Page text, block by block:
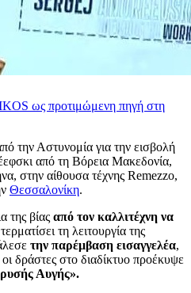
ως προτιμώμενη πηγή στη
την Αστυνομία για την εισβολή
από τη Βόρεια Μακεδονία,
στην αίθουσα τέχνης Remezzo,
Θεσσαλονίκη.
της βίας από τον καλλιτέχνη να
τη λειτουργία της
την παρέμβαση εισαγγελέα,
δράστες στο διαδίκτυο προέκυψε
Αυγής».